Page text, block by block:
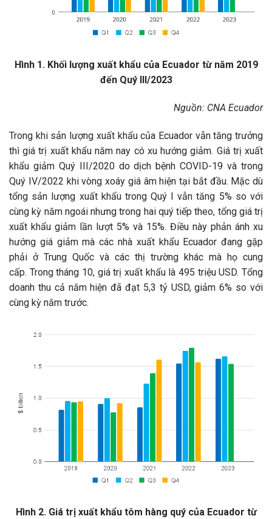
Hình 1. Khối lượng xuất khẩu của Ecuador từ năm 2019
đến Quý III/2023
Nguồn: CNA Ecuador
Trong khi sản lượng xuất khẩu của Ecuador vẫn tăng trưởng
thì giá trị xuất khẩu năm nay có xu hướng giảm. Giá trị xuất
khẩu giảm Quý III/2020 do dịch bệnh COVID-19 và trong
Quý IV/2022 khi vòng xoáy giá âm hiện tại bắt đầu. Mặc dù
tổng sản lượng xuất khẩu trong Quý I vẫn tăng 5% so với
cùng kỳ năm ngoái nhưng trong hai quý tiếp theo, tổng giá trị
xuất khẩu giảm lần lượt 5% và 15%. Điều này phản ánh xu
hướng giá giảm mà các nhà xuất khẩu Ecuador đang gặp
phải ở Trung Quốc và các thị trường khác mà họ cung
cấp. Trong tháng 10, giá trị xuất khẩu là 495 triệu USD. Tổng
doanh thu cả năm hiện đã đạt 5,3 tỷ USD, giảm 6% so với
cùng kỳ năm trước.
Hình 2. Giá trị xuất khẩu tôm hàng quý của Ecuador từ